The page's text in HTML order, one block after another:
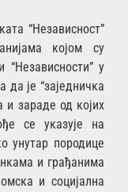
“Независност”
којом су
“Независности” у
да је “заједничка
и зараде од којих
се указује на
унутар породице
и грађанима
и социјална